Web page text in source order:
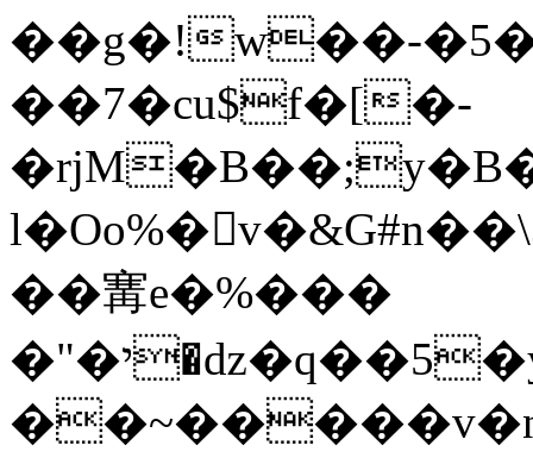
��g�!w��-
��7�cu$f�[�-
�rjM�B��;y
��㝤e�%���
�"�י�ǳ�q��5�y8����z�Ү4��